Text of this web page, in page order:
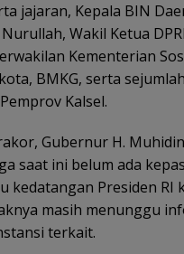
jajaran, Kepala BIN
Wakil Ketua
Kementerian
BMKG, serta
Kalsel.
Gubernur H.
saat ini belum ada
kedatangan Presiden RI
masih menunggu
terkait.